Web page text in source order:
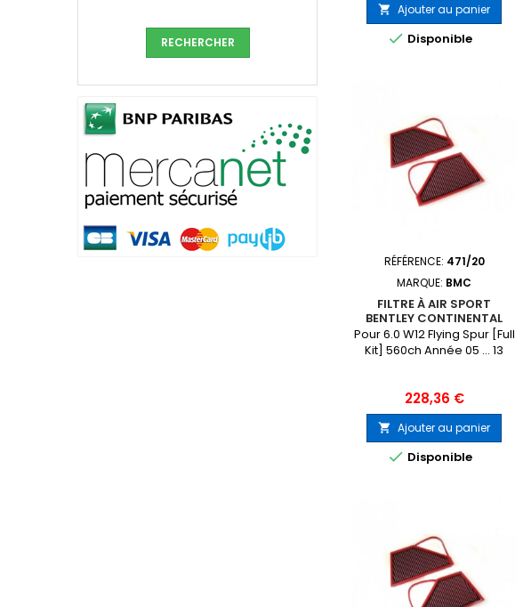
 Ajouter au panier
 Disponible
RÉFÉRENCE: 471/20
MARQUE: BMC
FILTRE À AIR SPORT
BENTLEY CONTINENTAL
Pour 6.0 W12 Flying Spur [Full
Kit] 560ch Année 05 ... 13
Prix
228,36 €
 Ajouter au panier
 Disponible